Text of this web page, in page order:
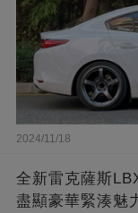
2024/11/18
全新雷克薩斯
盡顯豪華緊湊魅